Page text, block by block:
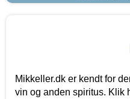
Mikkeller.dk er kendt for
vin og anden spiritus. Klik